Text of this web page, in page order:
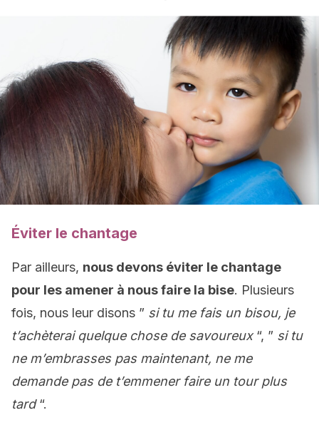
Éviter le chantage
Par ailleurs, nous devons éviter le chantage
pour les amener à nous faire la bise. Plusieurs
fois, nous leur disons ” si tu me fais un bisou, je
t’achèterai quelque chose de savoureux“, ” si tu
ne m’embrasses pas maintenant, ne me
demande pas de t’emmener faire un tour plus
tard“.